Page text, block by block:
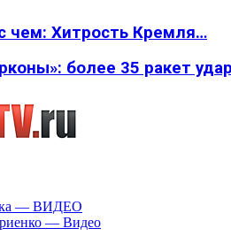
чем: Хитрость Кремля…
более 35 ракет
— ВИДЕО
— Видео